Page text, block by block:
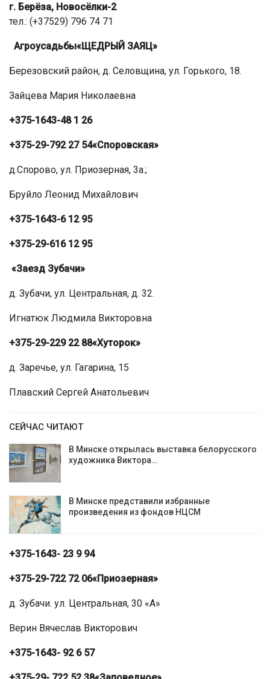
г. Берёза, Новосёлки-2
тел.: (+37529) 796 74 71
Агроусадьбы«ЩЕДРЫЙ ЗАЯЦ»
Березовский район, д. Селовщина, ул. Горького, 18.
Зайцева Мария Николаевна
+375-1643-48 1 26
+375-29-792 27 54«Споровская»
д.Спорово, ул. Приозерная, 3а.;
Бруйло Леонид Михайлович
+375-1643-6 12 95
+375-29-616 12 95
«Заезд Зубачи»
д. Зубачи, ул. Центральная, д. 32.
Игнатюк Людмила Викторовна
+375-29-229 22 88«Хуторок»
д. Заречье, ул. Гагарина, 15
Плавский Сергей Анатольевич
СЕЙЧАС ЧИТАЮТ
В Минске открылась выставка белорусского
художника Виктора…
В Минске представили избранные
произведения из фондов НЦСМ
+375-1643- 23 9 94
+375-29-722 72 06«Приозерная»
д. Зубачи. ул. Центральная, 30 «А»
Верин Вячеслав Викторович
+375-1643- 92 6 57